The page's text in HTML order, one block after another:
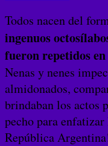
Todos nacen del
ingenuos
fueron repetidos
Nenas y nenes
almidonados,
brindaban los actos
pecho para
República